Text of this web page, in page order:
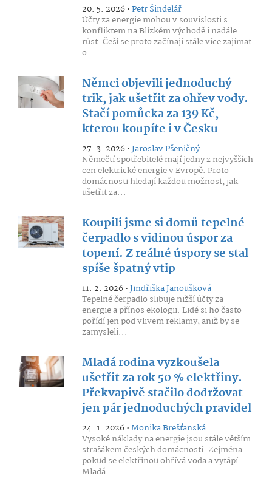
20. 5. 2026 •Petr Šindelář
Účty za energie mohou v souvislosti s
konfliktem na Blízkém východě i nadále
růst. Češi se proto začínají stále více zajímat
o...
Němci objevili jednoduchý
trik, jak ušetřit za ohřev vody.
Stačí pomůcka za 139 Kč,
kterou koupíte i v Česku
27. 3. 2026 •Jaroslav Pšeničný
Němečtí spotřebitelé mají jedny z nejvyšších
cen elektrické energie v Evropě. Proto
domácnosti hledají každou možnost, jak
ušetřit za...
Koupili jsme si domů tepelné
čerpadlo s vidinou úspor za
topení. Z reálné úspory se stal
spíše špatný vtip
11. 2. 2026 •Jindřiška Janoušková
Tepelné čerpadlo slibuje nižší účty za
energie a přínos ekologii. Lidé si ho často
pořídí jen pod vlivem reklamy, aniž by se
zamysleli...
Mladá rodina vyzkoušela
ušetřit za rok 50 % elektřiny.
Překvapivě stačilo dodržovat
jen pár jednoduchých pravidel
24. 1. 2026 •Monika Brešťanská
Vysoké náklady na energie jsou stále větším
strašákem českých domácností. Zejména
pokud se elektřinou ohřívá voda a vytápí.
Mladá...